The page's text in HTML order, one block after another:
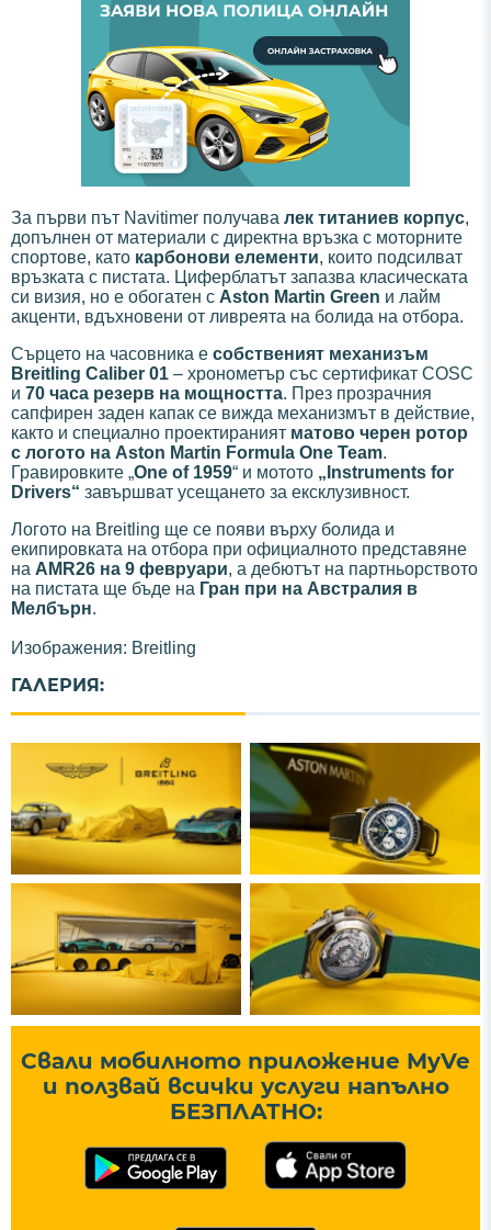
За първи път Navitimer получава лек титаниев корпус,
допълнен от материали с директна връзка с моторните
спортове, като карбонови елементи, които подсилват
връзката с пистата. Циферблатът запазва класическата
си визия, но е обогатен с Aston Martin Green и лайм
акценти, вдъхновени от ливреята на болида на отбора.
Сърцето на часовника е собственият механизъм
Breitling Caliber 01 – хронометър със сертификат COSC
и 70 часа резерв на мощността. През прозрачния
сапфирен заден капак се вижда механизмът в действие,
както и специално проектираният матово черен ротор
с логото на Aston Martin Formula One Team.
Гравировките „One of 1959“ и мотото „Instruments for
Drivers“ завършват усещането за ексклузивност.
Логото на Breitling ще се появи върху болида и
екипировката на отбора при официалното представяне
на AMR26 на 9 февруари, а дебютът на партньорството
на пистата ще бъде на Гран при на Австралия в
Мелбърн.
Изображения: Breitling
ГАЛЕРИЯ:
Свали мобилното приложение MyVe
и ползвай всички услуги напълно
БЕЗПЛАТНО: